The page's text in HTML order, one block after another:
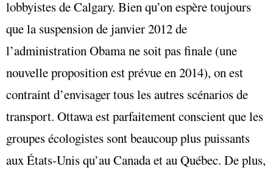
lobbyistes de Calgary. Bien qu’on espère toujours
que la suspension de janvier 2012 de
l’administration Obama ne soit pas finale (une
nouvelle proposition est prévue en 2014), on est
contraint d’envisager tous les autres scénarios de
transport. Ottawa est parfaitement conscient que les
groupes écologistes sont beaucoup plus puissants
aux États-Unis qu’au Canada et au Québec. De plus,